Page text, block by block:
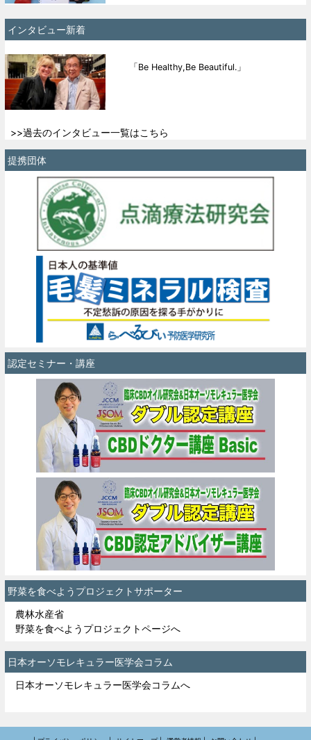
インタビュー新着
「Be Healthy,Be Beautiful.」
>>過去のインタビュー一覧はこちら
提携団体
認定セミナー・講座
野菜を食べようプロジェクトサポーター
農林水産省
野菜を食べようプロジェクトページへ
日本オーソモレキュラー医学会コラム
日本オーソモレキュラー医学会コラムへ